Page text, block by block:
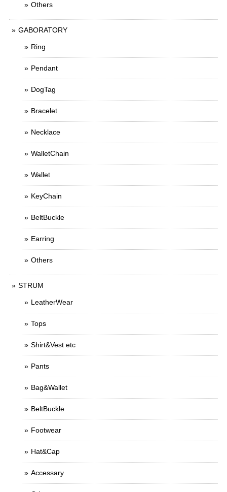
Others
GABORATORY
Ring
Pendant
DogTag
Bracelet
Necklace
WalletChain
Wallet
KeyChain
BeltBuckle
Earring
Others
STRUM
LeatherWear
Tops
Shirt&Vest etc
Pants
Bag&Wallet
BeltBuckle
Footwear
Hat&Cap
Accessary